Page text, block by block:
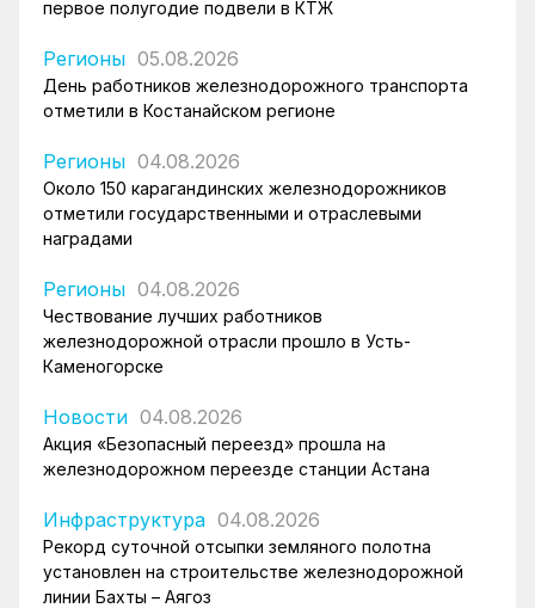
первое полугодие подвели в КТЖ
Регионы 05.08.2026
День работников железнодорожного транспорта
отметили в Костанайском регионе
Регионы 04.08.2026
Около 150 карагандинских железнодорожников
отметили государственными и отраслевыми
наградами
Регионы 04.08.2026
Чествование лучших работников
железнодорожной отрасли прошло в Усть-
Каменогорске
Новости 04.08.2026
Акция «Безопасный переезд» прошла на
железнодорожном переезде станции Астана
Инфраструктура 04.08.2026
Рекорд суточной отсыпки земляного полотна
установлен на строительстве железнодорожной
линии Бахты – Аягоз